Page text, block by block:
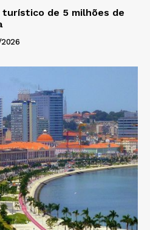
de 5 milhões de